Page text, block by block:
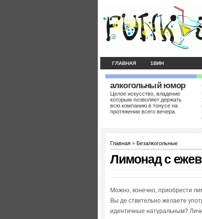
ГЛАВНАЯ 1ВИН
алкогольный юмор
Целое искусство, владение
которым позволяет держать
всю компанию в тонусе на
протяжении всего вечера.
Главная » Безалкогольные
Лимонад с
Можно, конечно, приобрести
Вы де ствительно желаете
идентичные натуральным?